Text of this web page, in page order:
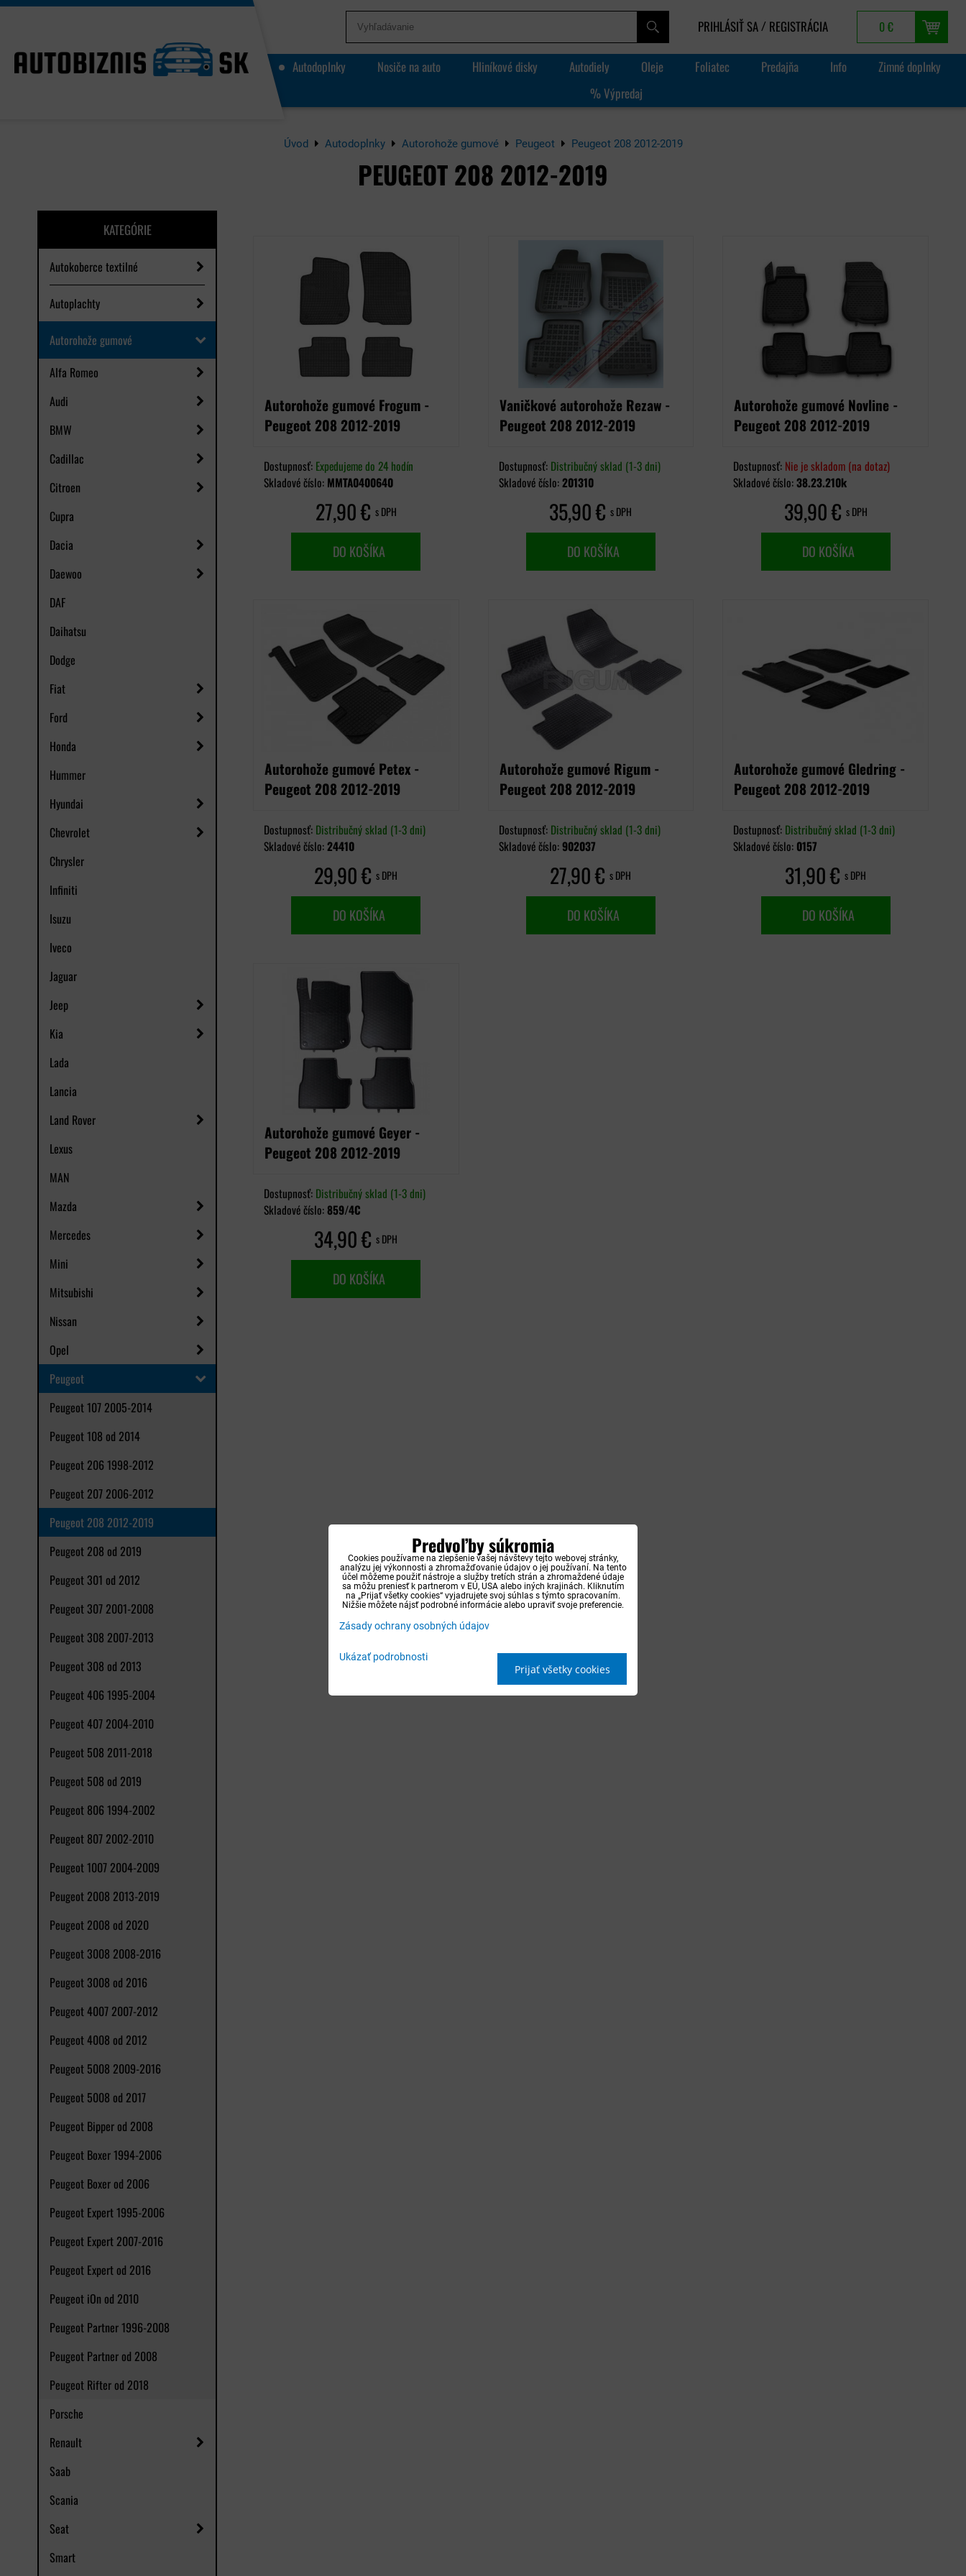
PRIHLÁSIŤ SA / REGISTRÁCIA 0 €
Autodoplnky Nosiče na auto Hliníkové disky Autodiely Oleje Foliatec Predajňa Info
Zimné doplnky
% Výpredaj
Úvod Autodoplnky Autorohože gumové Peugeot Peugeot 208 2012-2019
PEUGEOT 208 2012-2019
KATEGÓRIE
Autokoberce textilné
Autoplachty
Autorohože gumové
Alfa Romeo
Audi
BMW
Cadillac
Citroen
Cupra
Dacia
Daewoo
DAF
Daihatsu
Dodge
Fiat
Ford
Honda
Hummer
Hyundai
Chevrolet
Chrysler
Infiniti
Isuzu
Iveco
Jaguar
Jeep
Kia
Lada
Lancia
Land Rover
Lexus
MAN
Mazda
Mercedes
Mini
Mitsubishi
Nissan
Opel
Peugeot
Peugeot 107 2005-2014
Peugeot 108 od 2014
Peugeot 206 1998-2012
Peugeot 207 2006-2012
Peugeot 208 2012-2019
Peugeot 208 od 2019
Peugeot 301 od 2012
Peugeot 307 2001-2008
Peugeot 308 2007-2013
Peugeot 308 od 2013
Peugeot 406 1995-2004
Peugeot 407 2004-2010
Peugeot 508 2011-2018
Peugeot 508 od 2019
Peugeot 806 1994-2002
Peugeot 807 2002-2010
Peugeot 1007 2004-2009
Peugeot 2008 2013-2019
Peugeot 2008 od 2020
Peugeot 3008 2008-2016
Peugeot 3008 od 2016
Peugeot 4007 2007-2012
Peugeot 4008 od 2012
Peugeot 5008 2009-2016
Peugeot 5008 od 2017
Peugeot Bipper od 2008
Peugeot Boxer 1994-2006
Peugeot Boxer od 2006
Peugeot Expert 1995-2006
Peugeot Expert 2007-2016
Peugeot Expert od 2016
Peugeot iOn od 2010
Peugeot Partner 1996-2008
Peugeot Partner od 2008
Peugeot Rifter od 2018
Porsche
Renault
Saab
Scania
Seat
Smart
Autorohože gumové Frogum -
Peugeot 208 2012-2019
Dostupnosť: Expedujeme do 24 hodín
Skladové číslo: MMTA0400640
27,90 € s DPH
DO KOŠÍKA
Vaničkové autorohože Rezaw -
Peugeot 208 2012-2019
Dostupnosť: Distribučný sklad (1-3 dni)
Skladové číslo:201310
35,90 €s DPH
DO KOŠÍKA
Autorohože gumové Novline -
Peugeot 208 2012-2019
Dostupnosť: Nie je skladom (na dotaz)
Skladové číslo:38.23.210k
39,90 € s DPH
DO KOŠÍKA
Autorohože gumové Petex -
Peugeot 208 2012-2019
Dostupnosť: Distribučný sklad (1-3 dni)
Skladové číslo:24410
29,90 €s DPH
DO KOŠÍKA
Autorohože gumové Rigum -
Peugeot 208 2012-2019
Dostupnosť: Distribučný sklad (1-3 dni)
Skladové číslo:902037
27,90 €s DPH
DO KOŠÍKA
Autorohože gumové Gledring -
Peugeot 208 2012-2019
Dostupnosť: Distribučný sklad (1-3 dni)
Skladové číslo: 0157
31,90 €s DPH
DO KOŠÍKA
Autorohože gumové Geyer -
Peugeot 208 2012-2019
Dostupnosť: Distribučný sklad (1-3 dni)
Skladové číslo:859/4C
34,90 €s DPH
DO KOŠÍKA
Predvoľby súkromia
Cookies používame na zlepšenie vašej návštevy tejto webovej stránky,
analýzu jej výkonnosti a zhromažďovanie údajov o jej používaní. Na tento
účel môžeme použiť nástroje a služby tretích strán a zhromaždené údaje
sa môžu preniesť k partnerom v EÚ, USA alebo iných krajinách. Kliknutím
na „Prijať všetky cookies“ vyjadrujete svoj súhlas s týmto spracovaním.
Nižšie môžete nájsť podrobné informácie alebo upraviť svoje preferencie.
Zásady ochrany osobných údajov
Ukázať podrobnosti
Prijať všetky cookies